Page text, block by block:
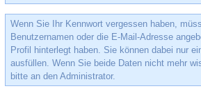
Wenn Sie Ihr Kennwort vergessen haben,
Benutzernamen oder die E-Mail-Adresse
Profil hinterlegt haben. Sie können dabei nur
ausfüllen. Wenn Sie beide Daten nicht mehr
bitte an den Administrator.